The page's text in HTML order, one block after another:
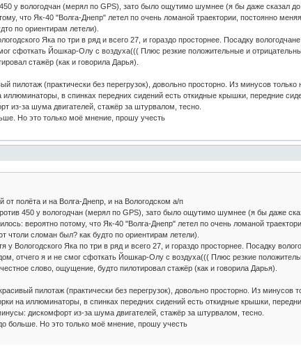
у вологодчан (мерял по GPS), зато было ощутимо шумнее (я бы даже сказал
что Як-40 "Волга-Днепр" летел по очень ломаной траектории, постоянно
по ориентирам летели).
Яка по три в ряд и всего 27, и гораздо просторнее. Посадку
сфоткать Йошкар-Олу с воздуха((( Плюс резкие положительные и
стажёр (как и говорила Дарья).
пилотаж (практически без перегрузок), довольно просторно. Из минусов только
в спинках передних сидений есть откидные крышки, передние
из-за шума двигателей, стажёр за штурвалом, тесно.
Но это только моё мнение, прошу учесть
полёта и на Волга-Днепр, и на Вологодском а/п
450 у вологодчан (мерял по GPS), зато было ощутимо шумнее (я бы даже
вероятно потому, что Як-40 "Волга-Днепр" летел по очень ломаной
чтоли сломан был? как будто по ориентирам летели).
Вологодского Яка по три в ряд и всего 27, и гораздо просторнее. Посадку
отчего я и не смог сфоткать Йошкар-Олу с воздуха((( Плюс резкие
слово, ощущение, будто пилотировал стажёр (как и говорила Дарья).
пилотаж (практически без перегрузок), довольно просторно. Из минусов
на иллюминаторы, в спинках передних сидений есть откидные крышки,
дискомфорт из-за шума двигателей, стажёр за штурвалом, тесно.
больше. Но это только моё мнение, прошу учесть